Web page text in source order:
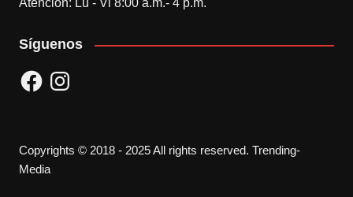
Atención: Lu - Vi 8:00 a.m.- 4 p.m.
Síguenos
FacebookInstagram
Copyrights © 2018 - 2025 All rights reserved. Trending-
Media